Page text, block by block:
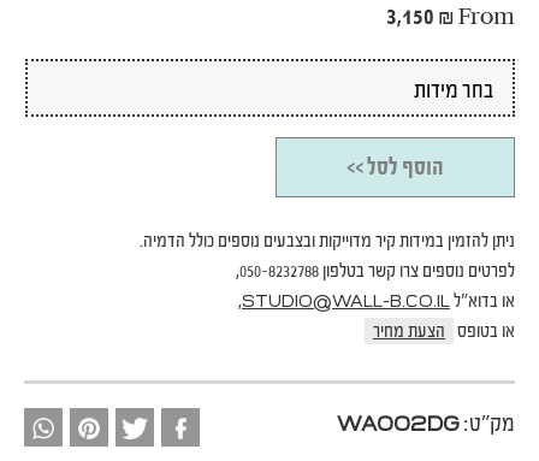
From
3,150 ₪
הוסף לסל >>
ניתן להזמין במידות קיר מדוייקות ובצבעים נוספים כולל הדמיה.
לפרטים נוספים צרו קשר בטלפון 050-8232788,
או בדוא"לSTUDIO@WALL-B.CO.IL
,
או בטופס
הצעת מחיר
מק"ט:WA002DG